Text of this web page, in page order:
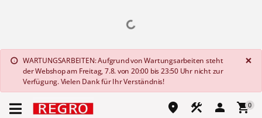
info WARTUNGSARBEITEN: Aufgrund von Wartungsarbeiten steht
der Webshop am Freitag, 7.8. von 20:00 bis 23:50 Uhr nicht zur
Verfügung. Vielen Dank für Ihr Verständnis!
×
place construction person shopping_cart0